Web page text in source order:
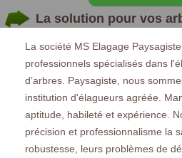
La solution pour vos
La société MS Elagage
professionnels spécialisés dans
d’arbres. Paysagiste, nous
institution d'élagueurs agréée.
aptitude, habileté et expérience.
précision et professionnalisme la
robustesse, leurs problèmes de